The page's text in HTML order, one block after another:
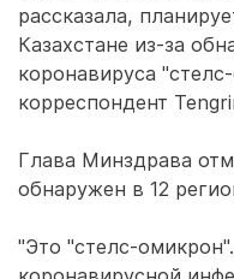
рассказала,
Казахстане из-за
коронавируса
корреспондент
Глава Минздрава
обнаружен в 12
"Это "стелс-